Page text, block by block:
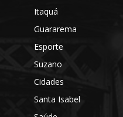
Itaquá
Guararema
Esporte
Suzano
Cidades
Santa Isabel